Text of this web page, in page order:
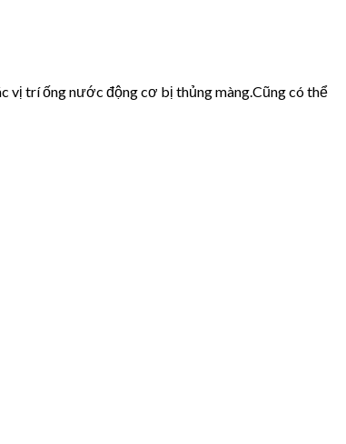
vị trí ống nước động cơ bị thủng màng.Cũng có thể